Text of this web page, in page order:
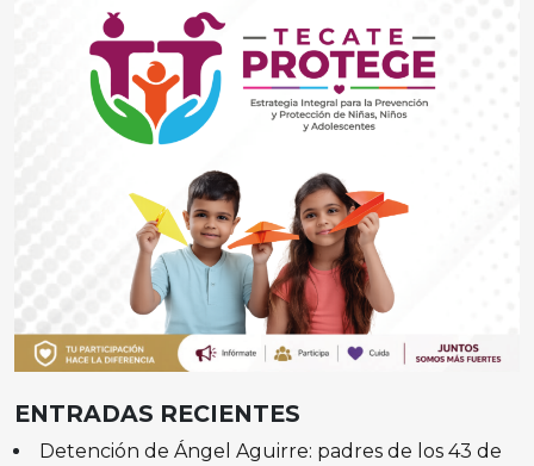
ENTRADAS RECIENTES
Detención de Ángel Aguirre: padres de los 43 de